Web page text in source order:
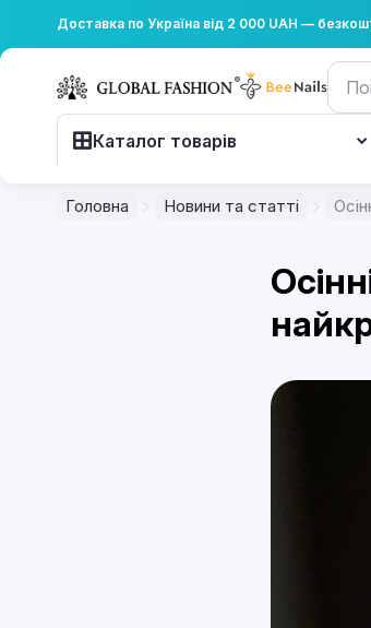
Доставка по Україна від 2 000 UAH —
Каталог товарів
Головна Новини та статті